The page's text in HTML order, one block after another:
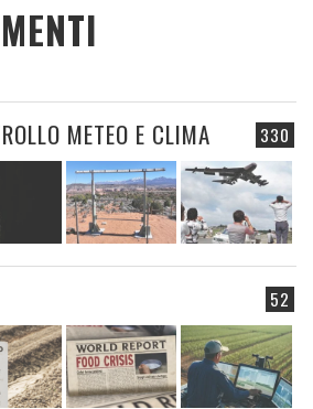
330
METEO E CLIMA
52